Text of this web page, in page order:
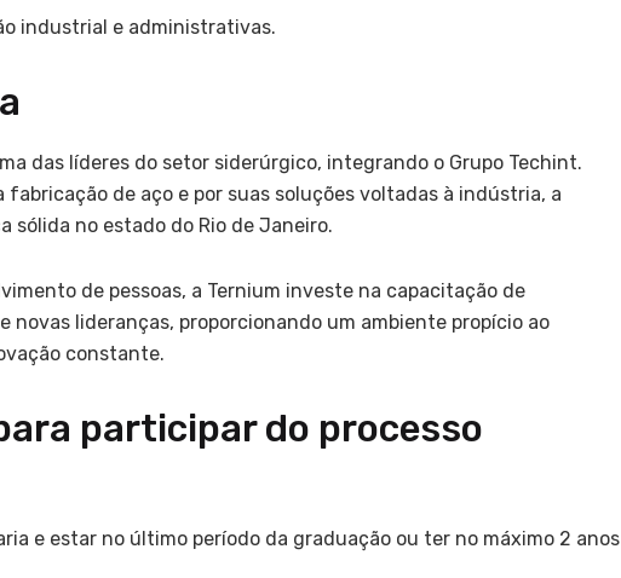
industrial e administrativas.
das líderes do setor siderúrgico, integrando o Grupo Techint.
fabricação de aço e por suas soluções voltadas à indústria, a
sólida no estado do Rio de Janeiro.
de pessoas, a Ternium investe na capacitação de
novas lideranças, proporcionando um ambiente propício ao
constante.
participar do processo
e estar no último período da graduação ou ter no máximo 2 anos